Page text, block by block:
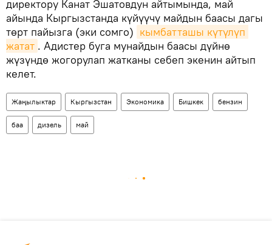
директору Канат Эшатовдун айтымында, май
айында Кыргызстанда күйүүчү майдын баасы дагы
төрт пайызга (эки сомго) кымбатташы күтүлүп
жатат . Адистер буга мунайдын баасы дүйнө
жүзүндө жогорулап жатканы себеп экенин айтып
келет.
Жаңылыктар Кыргызстан Экономика Бишкек бензин
баа дизель май